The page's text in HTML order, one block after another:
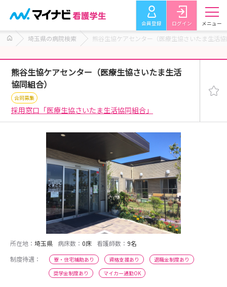
会員登録 ログイン メニュー
埼玉県の病院検索 熊谷生協ケアセンター（医療生協さいたま生活
熊谷生協ケアセンター（医療生協さいたま生活
協同組合）
合同募集
採用窓口「医療生協さいたま生活協同組合」
所在地： 埼玉県 病床数： 0床 看護師数： 9名
制度待遇：
寮・住宅補助あり 資格支援あり
退職金制度あり
奨学金制度あり
マイカー通勤OK